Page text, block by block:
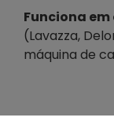
Funciona
(Lavazza,
máquina de